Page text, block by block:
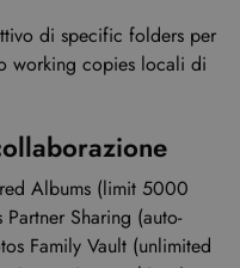
di specific folders per
working copies locali di
Albums (limit 5000
Sharing (auto-
Family Vault (unlimited